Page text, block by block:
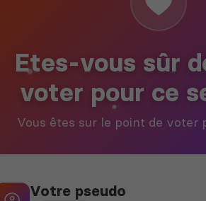
Etes-vous sûr
voter pour ce
Vous êtes sur le point de voter
Votre pseudo